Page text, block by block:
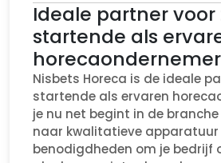
Ideale partner voor
startende als
Nisbets Horeca is de ideale
startende als ervaren
je nu net begint in de
naar kwalitatieve apparatuur
benodigdheden om je bedrijf